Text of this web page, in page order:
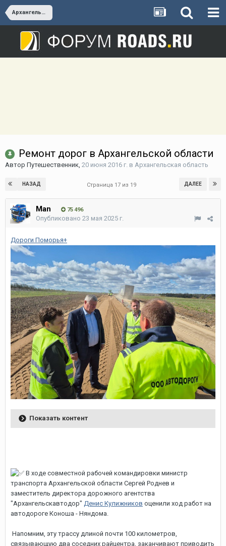
Архангельская область
Ремонт дорог в Архангельской области
Автор Путешественник, 20 июня 2016 г. в Архангельская область
НАЗАД ДАЛЕЕ
Страница 17 из 19
Man 75 496
Опубликовано 23 мая 2025 г.
Дороги Поморья+
Показать контент
В ходе совместной рабочей командировки министр
транспорта Архангельской области Сергей Роднев и
заместитель директора дорожного агентства
"Архангельскавтодор" Денис Кулижников оценили ход работ на
автодороге Коноша - Няндома.
Напомним, эту трассу длиной почти 100 километров,
связывающую два соседних райцентра, заканчивают приводить